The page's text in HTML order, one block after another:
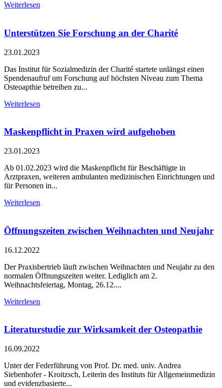
Weiterlesen
Unterstützen Sie Forschung an der Charité
23.01.2023
Das Institut für Sozialmedizin der Charité startete unlängst einen
Spendenaufruf um Forschung auf höchsten Niveau zum Thema
Osteoapthie betreiben zu...
Weiterlesen
Maskenpflicht in Praxen wird aufgehoben
23.01.2023
Ab 01.02.2023 wird die Maskenpflicht für Beschäftigte in
Arztpraxen, weiteren ambulanten medizinischen Einrichtungen und
für Personen in...
Weiterlesen
Öffnungszeiten zwischen Weihnachten und Neujahr
16.12.2022
Der Praxisbertrieb läuft zwischen Weihnachten und Neujahr zu den
normalen Öffnungszeiten weiter. Lediglich am 2.
Weihnachtsfeiertag, Montag, 26.12....
Weiterlesen
Literaturstudie zur Wirksamkeit der Osteopathie
16.09.2022
Unter der Federführung von Prof. Dr. med. univ. Andrea
Siebenhofer - Kroitzsch, Leiterin des Instituts für Allgemeinmedizin
und evidenzbasierte...